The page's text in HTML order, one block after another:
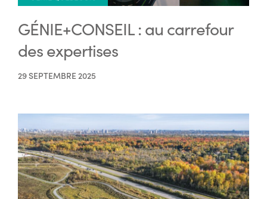
GÉNIE+CONSEIL : au carrefour
des expertises
29 SEPTEMBRE 2025